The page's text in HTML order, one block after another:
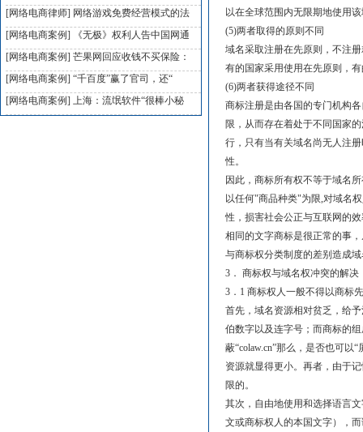
[网络电商律师] 网络游戏免费经营模式的法
[网络电商案例]
《无极》权利人告中国网通
[网络电商案例] 芒果网回应收钱不买保险：
[网络电商案例] “千百度”赢了官司，还“
[网络电商案例] 上海：流氓软件“很棒小秘
以在全球范围内无限期地使用
(5)两者取得的原则不同
域名采取注册在先原则，不注
有的国家采用使用在先原则，
(6)两者获得途径不同
商标注册是由各国的专门机构
限，从而存在着处于不同国家
行，只有当有关域名尚无人注
性。
因此，商标所有权不等于域名
以任何"商品种类"为限,对域名
性，损害社会公正与互联网的
相同的文字商标是很正常的事
与商标权分类制度的差别造成
3． 商标权与域名权冲突的解决
3．1 商标权人一般不得以商标
首先，域名资源相对贫乏，给
伯数字以及连字号；而商标的
蔽“colaw.cn”那么，是否也可以
资源就显得更小。再者，由于
限的。
其次，自由地使用和选择语言
文或商标权人的本国文字），